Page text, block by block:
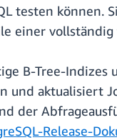
testen können.
einer
B-Tree-
und aktualisiert
der
Release-